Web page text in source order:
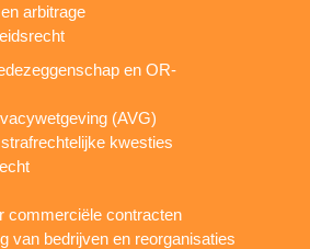
arbitrage
en OR-
(AVG)
kwesties
commerciële contracten
van bedrijven en reorganisaties